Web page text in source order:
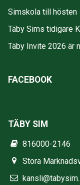
Simskola till hösten
Täby Sims tidigare
Täby Invite 2026 är
FACEBOOK
TÄBY SIM
816000-2146
Stora